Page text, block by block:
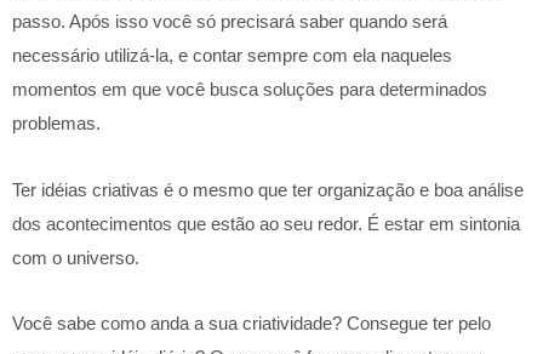
passo. Após isso você só precisará saber quando será
necessário utilizá-la, e contar sempre com ela naqueles
momentos em que você busca soluções para determinados
problemas.
Ter idéias criativas é o mesmo que ter organização e boa análise
dos acontecimentos que estão ao seu redor. É estar em sintonia
com o universo.
Você sabe como anda a sua criatividade? Consegue ter pelo